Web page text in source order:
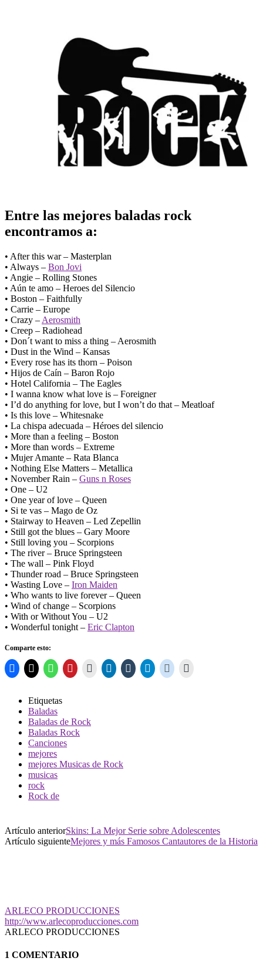
Entre las mejores baladas rock
encontramos a:
• After this war – Masterplan
• Always – Bon Jovi
• Angie – Rolling Stones
• Aún te amo – Heroes del Silencio
• Boston – Faithfully
• Carrie – Europe
• Crazy – Aerosmith
• Creep – Radiohead
• Don´t want to miss a thing – Aerosmith
• Dust in the Wind – Kansas
• Every rose has its thorn – Poison
• Hijos de Caín – Baron Rojo
• Hotel California – The Eagles
• I wanna know what love is – Foreigner
• I’d do anything for love, but I won’t do that – Meatloaf
• Is this love – Whitesnake
• La chispa adecuada – Héroes del silencio
• More than a feeling – Boston
• More than words – Extreme
• Mujer Amante – Rata Blanca
• Nothing Else Matters – Metallica
• November Rain – Guns n Roses
• One – U2
• One year of love – Queen
• Si te vas – Mago de Oz
• Stairway to Heaven – Led Zepellin
• Still got the blues – Gary Moore
• Still loving you – Scorpions
• The river – Bruce Springsteen
• The wall – Pink Floyd
• Thunder road – Bruce Springsteen
• Wasting Love – Iron Maiden
• Who wants to live forever – Queen
• Wind of change – Scorpions
• With or Without You – U2
• Wonderful tonight – Eric Clapton
Comparte esto:
Etiquetas
Baladas
Baladas de Rock
Baladas Rock
Canciones
mejores
mejores Musicas de Rock
musicas
rock
Rock de
Artículo anteriorSkins: La Mejor Serie sobre Adolescentes
Artículo siguienteMejores y más Famosos Cantautores de la Historia
ARLECO PRODUCCIONES
http://www.arlecoproducciones.com
ARLECO PRODUCCIONES
1 COMENTARIO